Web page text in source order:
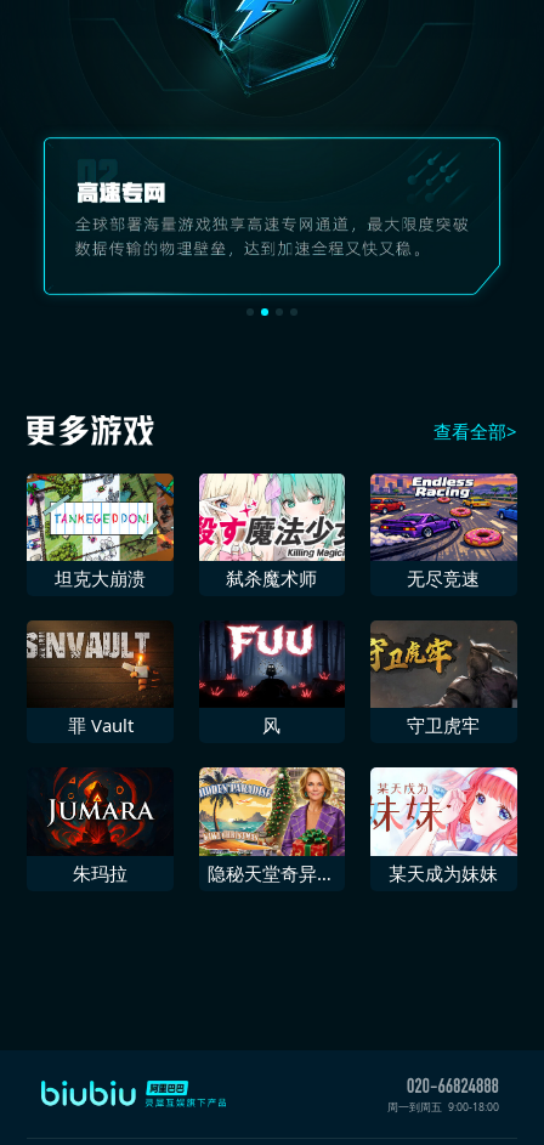
查看全部>
坦克大崩溃 弑杀魔术师 无尽竞速
罪 Vault 风 守卫虎牢
朱玛拉
隐秘天堂奇异果
某天成为妹妹
周一到周五 9:00-18:00